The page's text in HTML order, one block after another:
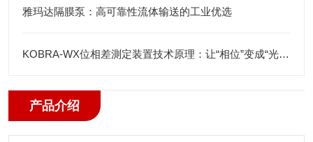
雅玛达隔膜泵：高可靠性流体输送的工业优选
KOBRA-WX位相差測定装置技术原理：让“相位”变成“光强”
产品介绍